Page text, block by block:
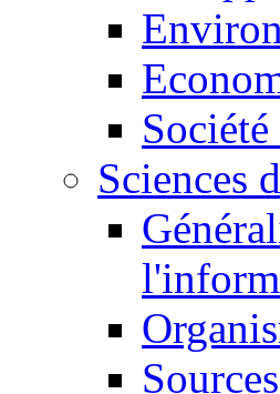
Sciences